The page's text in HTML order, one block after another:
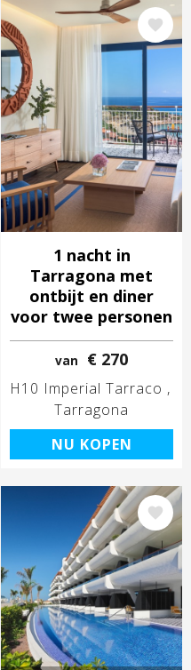
Afbeelding
1 nacht in
Tarragona met
ontbijt en diner
voor twee personen
van € 270
H10 Imperial Tarraco
Tarragona
NU KOPEN
Afbeelding